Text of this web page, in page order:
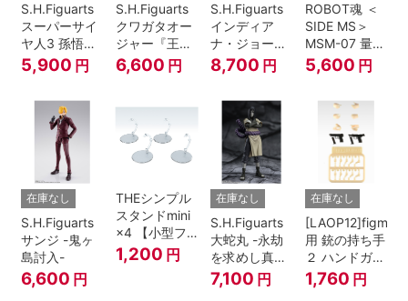
S.H.Figuarts
スーパーサイ
ヤ人3 孫悟空
『ドラゴンボ
ールZ』
5,900 円
S.H.Figuarts
クワガタオー
ジャー『王様
戦隊キングオ
ージャー』
6,600 円
S.H.Figuarts
インディア
ナ・ジョーン
ズ（レイダー
ス/失われたア
櫃》）
8,700 円
ROBOT魂 ＜
SIDE MS＞
MSM-07 量産
型ズゴック
ver.
5,600 円
在庫なし
S.H.Figuarts
サンジ -鬼ヶ
島討入-
6,600 円
THEシンプル
スタンドmini
×4 【小型フ
ィギュア＆デ
ィフォルメフ
1,200 円
在庫なし
S.H.Figuarts
大蛇丸 -永劫
を求めし真理
の探究者-
『NARUTO-
7,100 円
在庫なし
[LAOP12]figma
用 銃の持ち手
２ ハンドガン
セット
1,760 円